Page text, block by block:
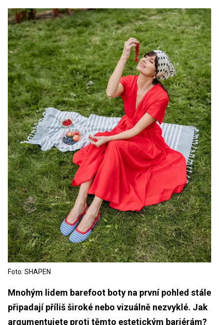
Foto: SHAPEN
Mnohým lidem barefoot boty na první pohled stále
připadají příliš široké nebo vizuálně nezvyklé. Jak
argumentujete proti těmto estetickým bariérám?